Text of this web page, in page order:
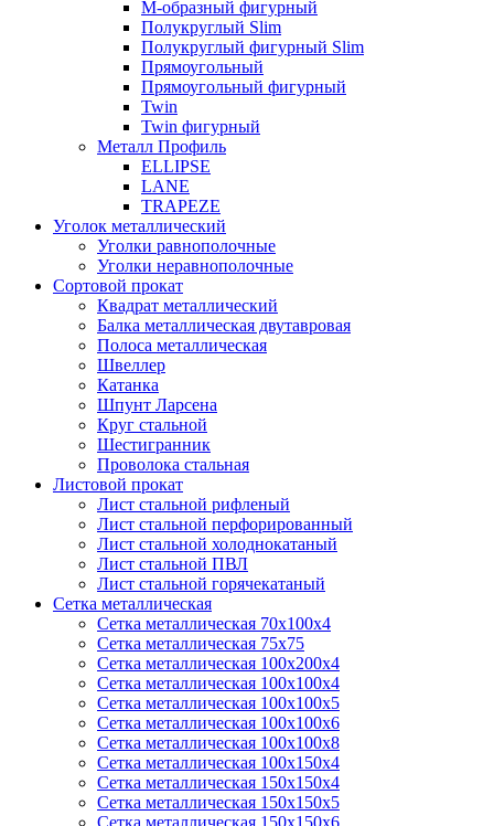
М-образный фигурный
Полукруглый Slim
Полукруглый фигурный Slim
Прямоугольный
Прямоугольный фигурный
Twin
Twin фигурный
Металл Профиль
ELLIPSE
LАNE
TRAPEZE
Уголок металлический
Уголки равнополочные
Уголки неравнополочные
Сортовой прокат
Квадрат металлический
Балка металлическая двутавровая
Полоса металлическая
Швеллер
Катанка
Шпунт Ларсена
Круг стальной
Шестигранник
Проволока стальная
Листовой прокат
Лист стальной рифленый
Лист стальной перфорированный
Лист стальной холоднокатаный
Лист стальной ПВЛ
Лист стальной горячекатаный
Сетка металлическая
Сетка металлическая 70х100х4
Сетка металлическая 75х75
Сетка металлическая 100х200х4
Сетка металлическая 100х100х4
Сетка металлическая 100х100х5
Сетка металлическая 100х100х6
Сетка металлическая 100х100х8
Сетка металлическая 100х150х4
Сетка металлическая 150х150х4
Сетка металлическая 150х150х5
Сетка металлическая 150х150х6